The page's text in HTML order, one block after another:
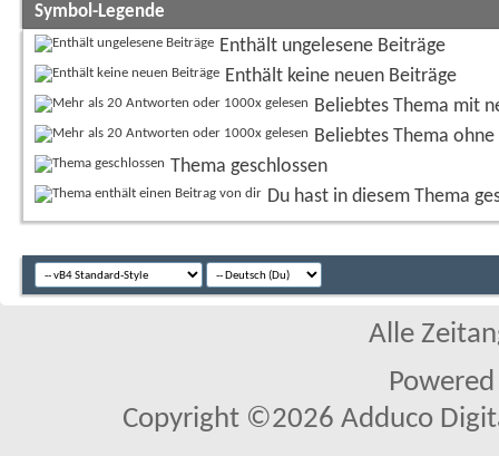
Symbol-Legende
Enthält ungelesene Beiträge
Enthält keine neuen Beiträge
Beliebtes Thema mit
Beliebtes Thema
Thema geschlossen
Du hast in diesem Thema
Alle
Copyright ©2026 Adduco